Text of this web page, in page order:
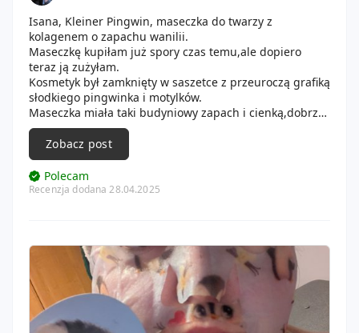
Isana, Kleiner Pingwin, maseczka do twarzy z
kolagenem o zapachu wanilii.
Maseczkę kupiłam już spory czas temu,ale dopiero
teraz ją zużyłam.
Kosmetyk był zamknięty w saszetce z przeuroczą grafiką
słodkiego pingwinka i motylków.
Maseczka miała taki budyniowy zapach i cienką,dobrze
nasączoną esencją tkaninę.
Kosmetyk nawilżył skórę, złagodził podrażnienia oraz
zaczerwienienia.
Cera była gładka i miękka.
Kosmetyk nie spowodował wysypu niedoskonałości.
Zobacz post
Polecam
Recenzja dodana 28.04.2025